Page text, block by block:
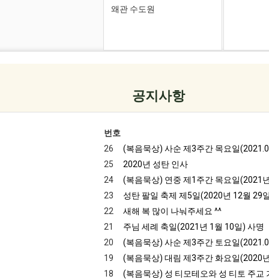
왜관 수도원
공지사항
번호
26
(복음묵상) 사순 제3주간 목요일
25
2020년 성탄 인사
24
(복음묵상) 연중 제1주간 목요일(2021
23
성탄 팔일 축제 제5일(2020년 12월 29
22
새해 복 많이 나눠주세요 ^^
21
주님 세례 축일(2021년 1월 10일) 사명
20
(복음묵상) 사순 제3주간 토요일
19
(복음묵상) 대림 제3주간 화요일(2020
18
(복음묵상) 성 티모테오와 성 티토 주교